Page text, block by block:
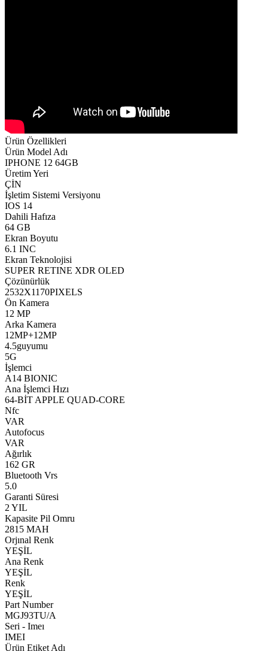
Ürün Özellikleri
Ürün Model Adı
IPHONE 12 64GB
Üretim Yeri
ÇİN
İşletim Sistemi Versiyonu
IOS 14
Dahili Hafıza
64 GB
Ekran Boyutu
6.1 INC
Ekran Teknolojisi
SUPER RETINE XDR OLED
Çözünürlük
2532X1170PIXELS
Ön Kamera
12 MP
Arka Kamera
12MP+12MP
4.5guyumu
5G
İşlemci
A14 BIONIC
Ana İşlemci Hızı
64-BİT APPLE QUAD-CORE
Nfc
VAR
Autofocus
VAR
Ağırlık
162 GR
Bluetooth Vrs
5.0
Garanti Süresi
2 YIL
Kapasite Pil Omru
2815 MAH
Orjınal Renk
YEŞİL
Ana Renk
YEŞİL
Renk
YEŞİL
Part Number
MGJ93TU/A
Seri - Imeı
IMEI
Ürün Etiket Adı